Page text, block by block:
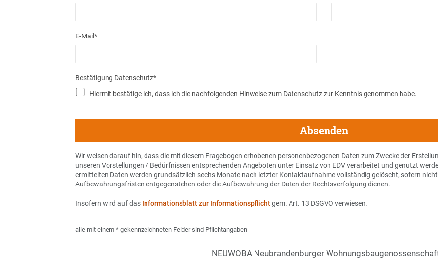
E-Mail*
Bestätigung Datenschutz*
Hiermit bestätige ich, dass ich die nachfolgenden Hinweise zum Datenschutz zur Kenntnis genommen habe.
Wir weisen darauf hin, dass die mit diesem Fragebogen erhobenen personenbezogenen Daten zum Zwecke der
unseren Vorstellungen / Bedürfnissen entsprechenden Angeboten unter Einsatz von EDV verarbeitet und genutzt
ermittelten Daten werden grundsätzlich sechs Monate nach letzter Kontaktaufnahme vollständig gelöscht, sofern
Aufbewahrungsfristen entgegenstehen oder die Aufbewahrung der Daten der Rechtsverfolgung dienen.
Insofern wird auf das Informationsblatt zur Informationspflichtgem. Art. 13 DSGVO verwiesen.
alle mit einem * gekennzeichneten Felder sind Pflichtangaben
NEUWOBA Neubrandenburger